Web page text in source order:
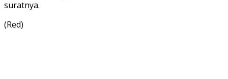
suratnya.
(Red)